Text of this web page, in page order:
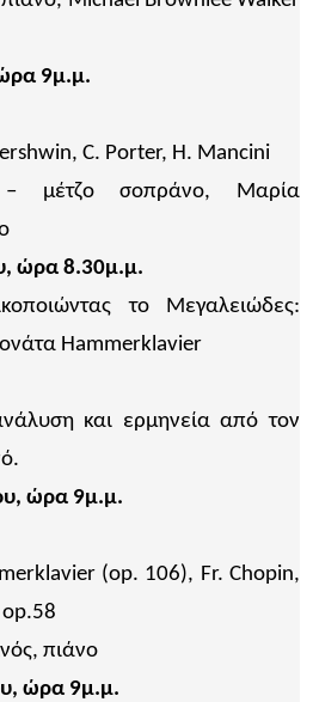
9μ.μ.
C. Porter, H. Mancini
– μέτζο σοπράνο, Μαρία
ώρα 8.30μ.μ.
το Μεγαλειώδες:
Hammerklavier
και ερμηνεία από τον
ώρα 9μ.μ.
(op. 106), Fr. Chopin,
πιάνο
ώρα 9μ.μ.